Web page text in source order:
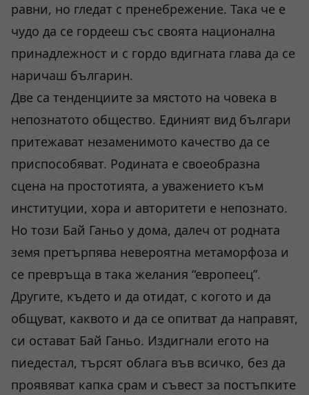
равни, но гледат с пренебрежение. Така че е
чудо да се гордееш със своята национална
принадлежност и с гордо вдигната глава да се
наричаш българин.
Две са тенденциите за мястото на човека в
непознатото общество. Единият вид българи
притежават незаменимото качество да се
приспособяват. Родината е своеобразна
сцена на простотията, а уважението към
институции, хора и авторитети е непознато.
Но този Бай Ганьо у дома, далеч от родната
земя претърпява невероятна метаморфоза и
се превръща в така желания “европеец”.
Другите, където и да отидат, с когото и да
общуват, каквото и да се опитват да направят,
си остават Бай Ганьо. Издигнали егото на
пиедестал, търсят облага във всичко, без да
проявяват капка срам и съвест за постъпките